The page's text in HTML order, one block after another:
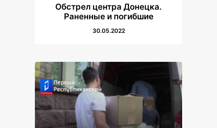
Обстрел центра Донецка.
Раненные и погибшие
30.05.2022